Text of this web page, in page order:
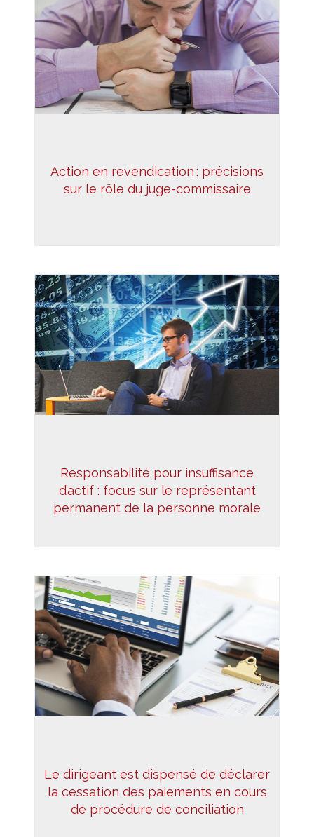
Action en revendication : précisions
sur le rôle du juge-commissaire
Responsabilité pour insuffisance
d’actif : focus sur le représentant
permanent de la personne morale
Le dirigeant est dispensé de déclarer
la cessation des paiements en cours
de procédure de conciliation